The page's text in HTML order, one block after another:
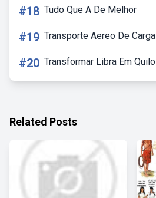
#18 Tudo Que A De Melhor
#19 Transporte Aereo De Carga
#20 Transformar Libra Em Quilo
Related Posts